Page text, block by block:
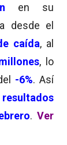
en su
desde el
caída, al
, lo
-6%. Así
. Ver